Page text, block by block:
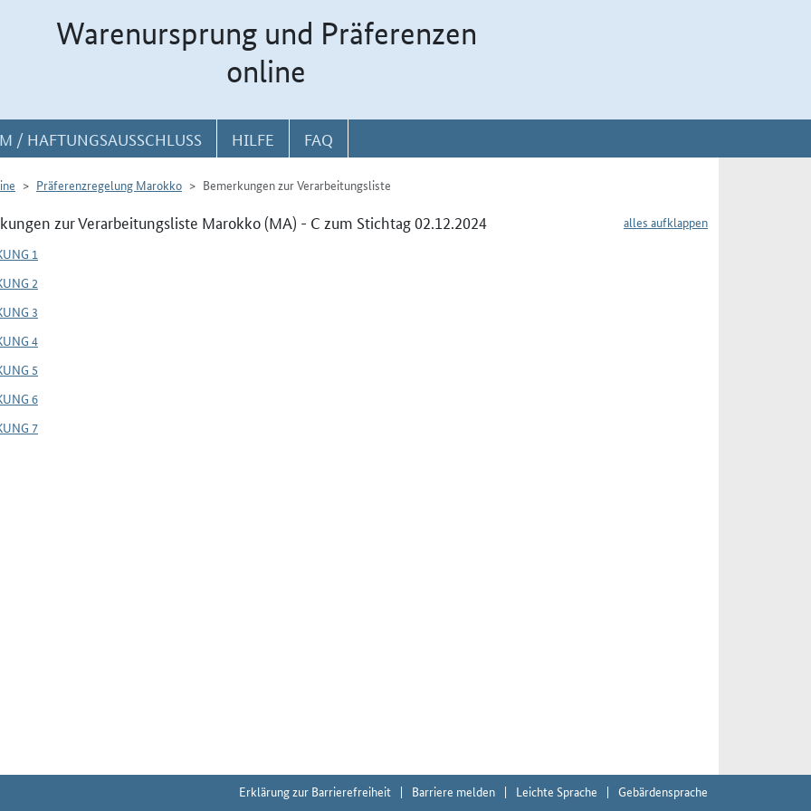
Warenursprung und Präferenzen
online
/ HAFTUNGSAUSSCHLUSS HILFE FAQ
Präferenzregelung Marokko Bemerkungen zur Verarbeitungsliste
alles aufklappen
zur Verarbeitungsliste Marokko (MA) - C zum Stichtag 02.12.2024
1
2
3
4
5
6
7
Erklärung zur Barrierefreiheit Barriere melden Leichte Sprache Gebärdensprache